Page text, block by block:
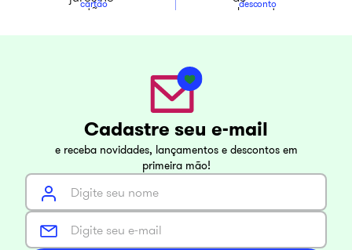
cartão
desconto
Cadastre seu e-mail
e receba novidades, lançamentos e descontos em
primeira mão!